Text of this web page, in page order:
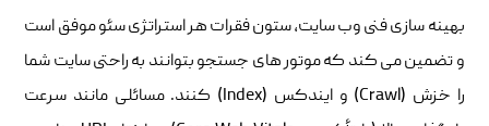
بهینه ‌سازی فنی وب‌ سایت، ستون فقرات هر استراتژی سئو موفق است
و تضمین می ‌کند که موتور های جستجو بتوانند به راحتی سایت شما
را خزش (Crawl) و ایندکس (Index) کنند. مسائلی مانند سرعت